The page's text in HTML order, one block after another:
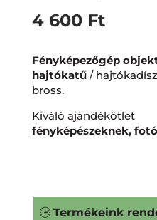
4 600 Ft
Fényképezőgép
hajtókatű/
bross.
Kiváló ajándékötlet
fényképészeknek,
🕒 Termékeink